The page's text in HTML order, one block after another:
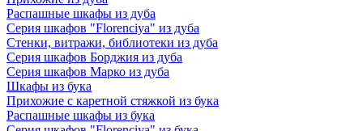
Распашные шкафы из дуба
Серия шкафов "Florenciya" из дуба
Стенки, витражи, библиотеки из дуба
Серия шкафов Борджия из дуба
Серия шкафов Марко из дуба
Шкафы из бука
Прихожие с каретной стяжкой из бука
Распашные шкафы из бука